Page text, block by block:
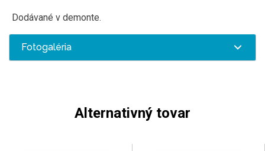
Dodávané v demonte.
Fotogaléria
Alternativný tovar